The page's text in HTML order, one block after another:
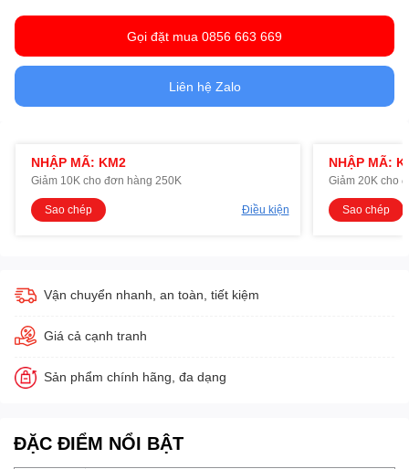
Gọi đặt mua 0856 663 669
Liên hệ Zalo
NHẬP MÃ: KM2
Giảm 10K cho đơn hàng 250K
Sao chép Điều kiện
NHẬP MÃ:
Giảm 20K cho
Sao chép
Vận chuyển nhanh, an toàn, tiết kiệm
Giá cả cạnh tranh
Sản phẩm chính hãng, đa dạng
ĐẶC ĐIỂM NỔI BẬT